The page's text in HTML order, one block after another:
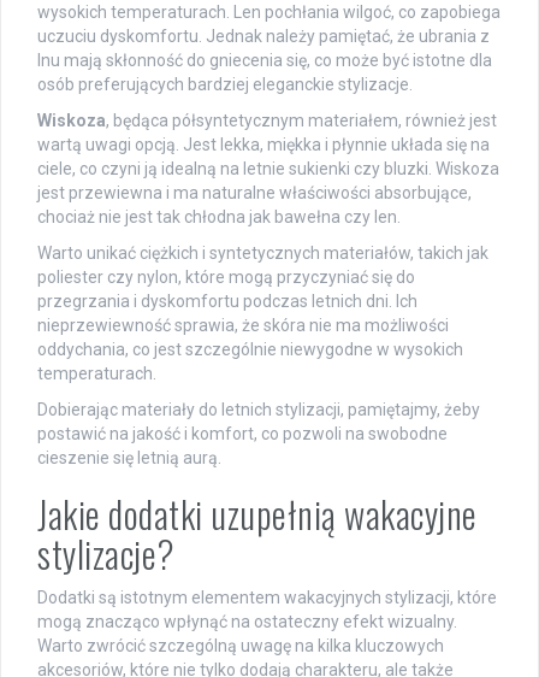
wysokich temperaturach. Len pochłania wilgoć, co zapobiega
uczuciu dyskomfortu. Jednak należy pamiętać, że ubrania z
lnu mają skłonność do gniecenia się, co może być istotne dla
osób preferujących bardziej eleganckie stylizacje.
Wiskoza, będąca półsyntetycznym materiałem, również jest
wartą uwagi opcją. Jest lekka, miękka i płynnie układa się na
ciele, co czyni ją idealną na letnie sukienki czy bluzki. Wiskoza
jest przewiewna i ma naturalne właściwości absorbujące,
chociaż nie jest tak chłodna jak bawełna czy len.
Warto unikać ciężkich i syntetycznych materiałów, takich jak
poliester czy nylon, które mogą przyczyniać się do
przegrzania i dyskomfortu podczas letnich dni. Ich
nieprzewiewność sprawia, że skóra nie ma możliwości
oddychania, co jest szczególnie niewygodne w wysokich
temperaturach.
Dobierając materiały do letnich stylizacji, pamiętajmy, żeby
postawić na jakość i komfort, co pozwoli na swobodne
cieszenie się letnią aurą.
Jakie dodatki uzupełnią wakacyjne
stylizacje?
Dodatki są istotnym elementem wakacyjnych stylizacji, które
mogą znacząco wpłynąć na ostateczny efekt wizualny.
Warto zwrócić szczególną uwagę na kilka kluczowych
akcesoriów, które nie tylko dodają charakteru, ale także